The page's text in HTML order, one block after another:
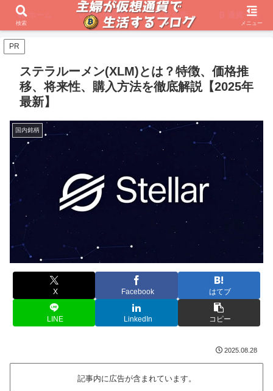
ホーム 初心者必見 取引所 通貨一覧
PR
ステラルーメン(XLM)とは？特徴、価格推
移、将来性、購入方法を徹底解説【2025年
最新】
国内銘柄
X Facebook はてブ
LINE LinkedIn コピー
2025.08.28
記事内に広告が含まれています。
検索 メニュー